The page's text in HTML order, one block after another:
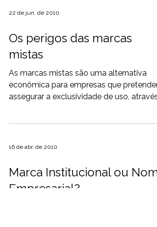
22 de jun. de 2010
Os perigos das marcas
mistas
As marcas mistas são uma alternativa
econômica para empresas que
assegurar a exclusividade de uso, através
16 de abr. de 2010
Marca Institucional ou
Empresarial?